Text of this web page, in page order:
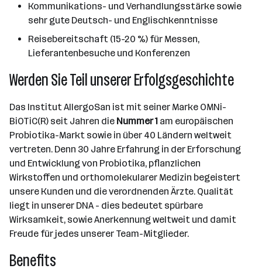
Kommunikations- und Verhandlungsstärke sowie
sehr gute Deutsch- und Englischkenntnisse
Reisebereitschaft (15-20 %) für Messen,
Lieferantenbesuche und Konferenzen
Werden Sie Teil unserer Erfolgsgeschichte
Das Institut AllergoSan ist mit seiner Marke OMNi-
BiOTiC(R) seit Jahren die Nummer 1 am europäischen
Probiotika-Markt sowie in über 40 Ländern weltweit
vertreten. Denn 30 Jahre Erfahrung in der Erforschung
und Entwicklung von Probiotika, pflanzlichen
Wirkstoffen und orthomolekularer Medizin begeistert
unsere Kunden und die verordnenden Ärzte. Qualität
liegt in unserer DNA - dies bedeutet spürbare
Wirksamkeit, sowie Anerkennung weltweit und damit
Freude für jedes unserer Team-Mitglieder.
Benefits